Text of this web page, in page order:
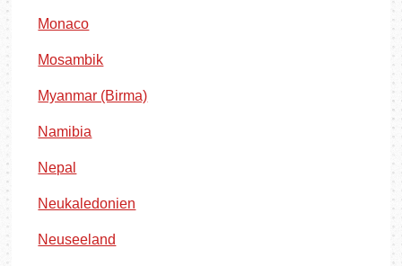
Monaco
Mosambik
Myanmar (Birma)
Namibia
Nepal
Neukaledonien
Neuseeland